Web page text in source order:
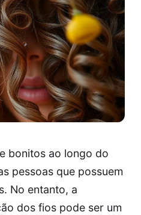
bonitos ao longo do
pessoas que possuem
No entanto, a
dos fios pode ser um